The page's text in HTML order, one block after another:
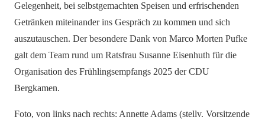
Gelegenheit, bei selbstgemachten Speisen und erfrischenden
Getränken miteinander ins Gespräch zu kommen und sich
auszutauschen. Der besondere Dank von Marco Morten Pufke
galt dem Team rund um Ratsfrau Susanne Eisenhuth für die
Organisation des Frühlingsempfangs 2025 der CDU
Bergkamen.
Foto, von links nach rechts: Annette Adams (stellv. Vorsitzende